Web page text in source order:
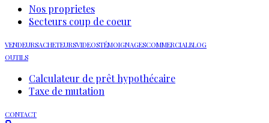
Nos proprietes
Secteurs coup de coeur
VENDEURSACHETEURSVIDEOSTÉMOIGNAGESCOMMERCIALBLOG
OUTILS
Calculateur de prêt hypothécaire
Taxe de mutation
CONTACT